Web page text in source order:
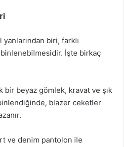
biri, farklı
İşte birkaç
bir beyaz gömlek, kravat ve şık
blazer ceketler
ve denim pantolon ile